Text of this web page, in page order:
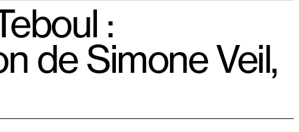
:
de Simone Veil,